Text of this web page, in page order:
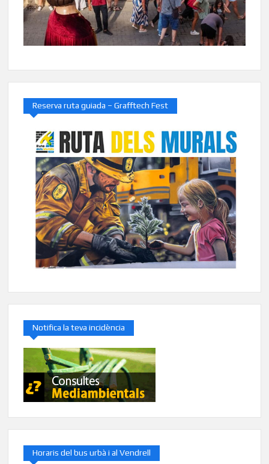
Reserva ruta guiada – Grafftech Fest
Notifica la teva incidència
Horaris del bus urbà i al Vendrell